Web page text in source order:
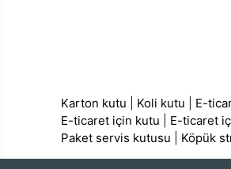
Karton kutu Koli kutu E-
E-ticaret için kutu
E-ticaret
Paket servis kutusu
Köpük